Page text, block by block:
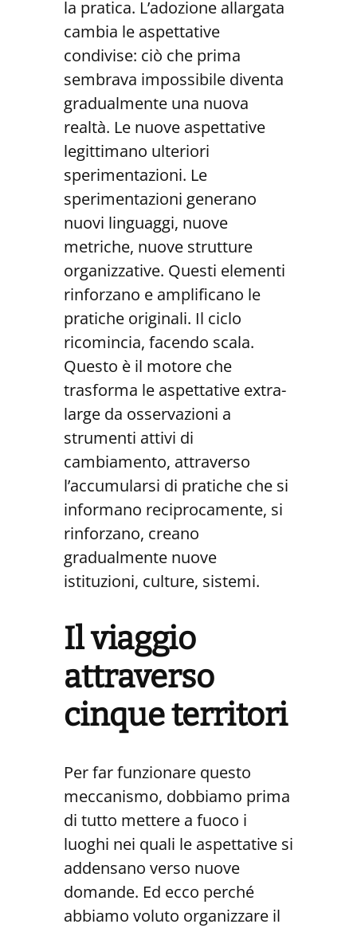
la pratica. L’adozione allargata
cambia le aspettative
condivise: ciò che prima
sembrava impossibile diventa
gradualmente una nuova
realtà. Le nuove aspettative
legittimano ulteriori
sperimentazioni. Le
sperimentazioni generano
nuovi linguaggi, nuove
metriche, nuove strutture
organizzative. Questi elementi
rinforzano e amplificano le
pratiche originali. Il ciclo
ricomincia, facendo scala.
Questo è il motore che
trasforma le aspettative extra-
large da osservazioni a
strumenti attivi di
cambiamento, attraverso
l’accumularsi di pratiche che si
informano reciprocamente, si
rinforzano, creano
gradualmente nuove
istituzioni, culture, sistemi.
Il viaggio
attraverso
cinque territori
Per far funzionare questo
meccanismo, dobbiamo prima
di tutto mettere a fuoco i
luoghi nei quali le aspettative si
addensano verso nuove
domande. Ed ecco perché
abbiamo voluto organizzare il